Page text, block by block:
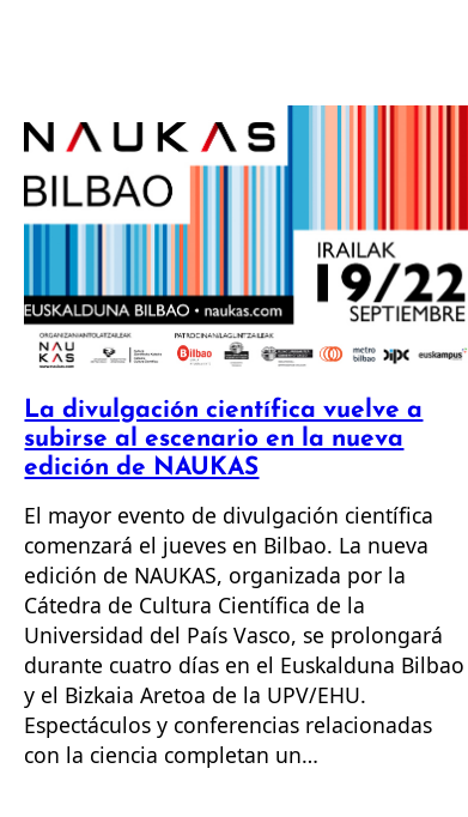
La divulgación científica vuelve a
subirse al escenario en la nueva
edición de NAUKAS
El mayor evento de divulgación científica
comenzará el jueves en Bilbao. La nueva
edición de NAUKAS, organizada por la
Cátedra de Cultura Científica de la
Universidad del País Vasco, se prolongará
durante cuatro días en el Euskalduna Bilbao
y el Bizkaia Aretoa de la UPV/EHU.
Espectáculos y conferencias relacionadas
con la ciencia completan un…